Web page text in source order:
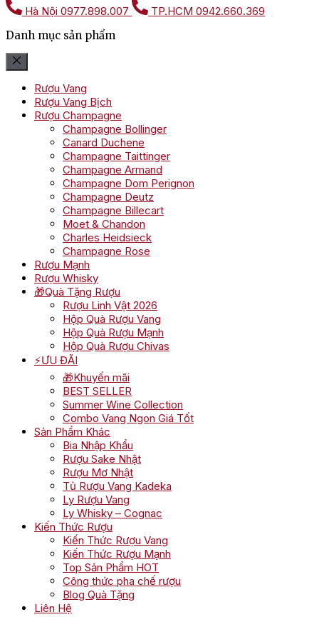
Hà Nội 0977.898.007 TP.HCM 0942.660.369
Danh mục sản phẩm
Rượu Vang
Rượu Vang Bịch
Rượu Champagne
Champagne Bollinger
Canard Duchene
Champagne Taittinger
Champagne Armand
Champagne Dom Perignon
Champagne Deutz
Champagne Billecart
Moet & Chandon
Charles Heidsieck
Champagne Rose
Rượu Mạnh
Rượu Whisky
🎁Quà Tặng Rượu
Rượu Linh Vật 2026
Hộp Quà Rượu Vang
Hộp Quà Rượu Mạnh
Hộp Quà Rượu Chivas
⚡ƯU ĐÃI
🎁Khuyến mãi
BEST SELLER
Summer Wine Collection
Combo Vang Ngon Giá Tốt
Sản Phẩm Khác
Bia Nhập Khẩu
Rượu Sake Nhật
Rượu Mơ Nhật
Tủ Rượu Vang Kadeka
Ly Rượu Vang
Ly Whisky – Cognac
Kiến Thức Rượu
Kiến Thức Rượu Vang
Kiến Thức Rượu Mạnh
Top Sản Phẩm HOT
Công thức pha chế rượu
Blog Quà Tặng
Liên Hệ